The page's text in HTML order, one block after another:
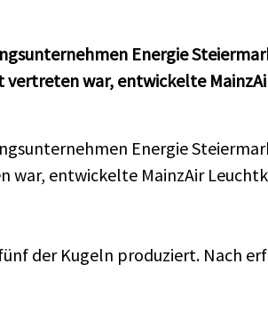
Energie
war, entwickelte
En­er­gie
war, ent­wi­ckel­te Main­zAir
der Ku­geln pro­du­ziert. Nach